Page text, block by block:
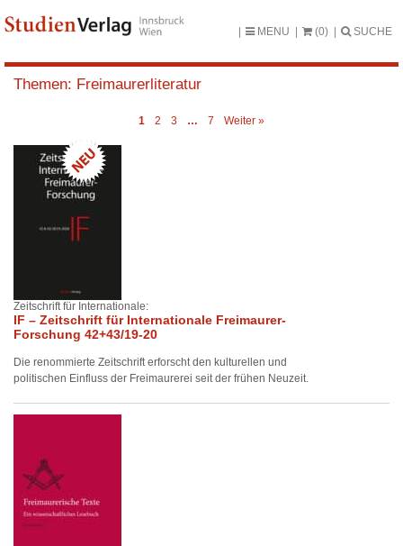
MENU (0) SUCHE
Themen: Freimaurerliteratur
1 2 3 … 7 Weiter »
Zeitschrift für Internationale:
IF – Zeitschrift für Internationale Freimaurer-
Forschung 42+43/19-20
Die renommierte Zeitschrift erforscht den kulturellen und
politischen Einfluss der Freimaurerei seit der frühen Neuzeit.